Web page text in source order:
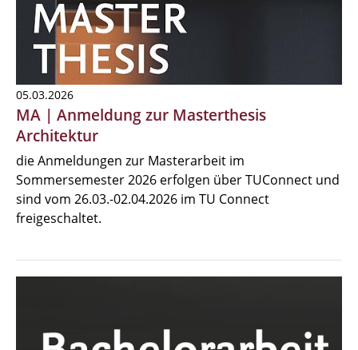
05.03.2026
MA | Anmeldung zur Masterthesis
Architektur
die Anmeldungen zur Masterarbeit im
Sommersemester 2026 erfolgen über TUConnect und
sind vom 26.03.-02.04.2026 im TU Connect
freigeschaltet.